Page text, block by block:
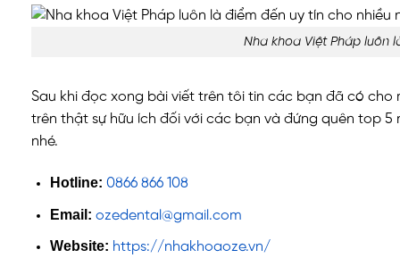
Nha khoa Việt Pháp luôn
Sau khi đọc xong bài viết trên tôi tin các bạn đã có
trên thật sự hữu ích đối với các bạn và đứng quên top
nhé.
Hotline: 0866 866 108
Email: ozedental@gmail.com
Website: https://nhakhoaoze.vn/